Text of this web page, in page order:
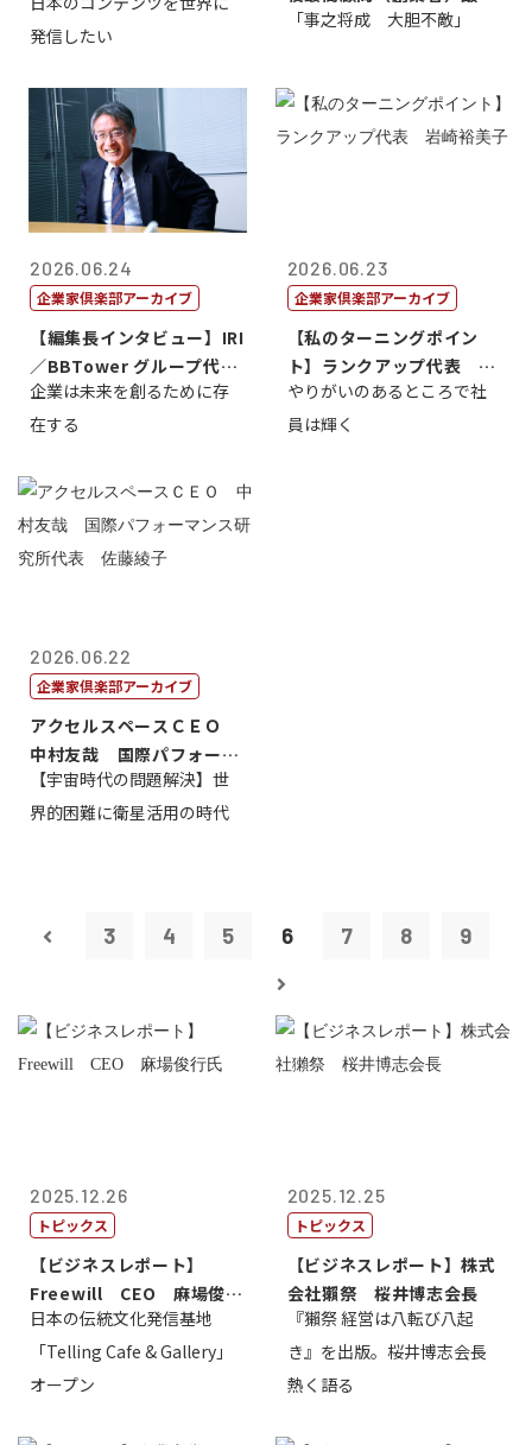
表取締役社長...
発信したい
亮
「事之将成 大胆不敵」
2026.06.24
企業家倶楽部アーカイブ
【編集長インタビュー】IRI
／BBTower グループ代表
藤...
企業は未来を創るために存
在する
2026.06.23
企業家倶楽部アーカイブ
【私のターニングポイン
ト】ランクアップ代表 岩
崎裕美子
やりがいのあるところで社
員は輝く
2026.06.22
企業家倶楽部アーカイブ
アクセルスペースＣＥＯ
中村友哉 国際パフォーマ
ンス研究所代...
【宇宙時代の問題解決】世
界的困難に衛星活用の時代
3 4 5 6 7 8 9
2025.12.26
トピックス
【ビジネスレポート】
Freewill CEO 麻場俊行
氏
日本の伝統文化発信基地
「Telling Cafe & Gallery」
オープン
2025.12.25
トピックス
【ビジネスレポート】株式
会社獺祭 桜井博志会長
『獺祭 経営は八転び八起
き』を出版。桜井博志会長
熱く語る